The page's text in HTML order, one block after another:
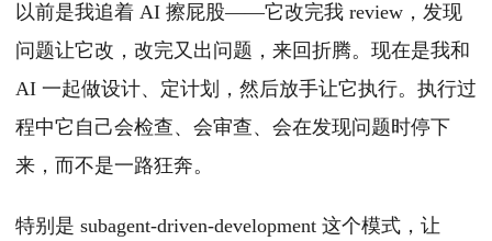
以前是我追着 AI 擦屁股——它改完我 review，发现
问题让它改，改完又出问题，来回折腾。现在是我和
AI 一起做设计、定计划，然后放手让它执行。执行过
程中它自己会检查、会审查、会在发现问题时停下
来，而不是一路狂奔。
特别是 subagent-driven-development 这个模式，让